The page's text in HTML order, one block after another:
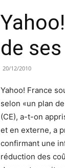
de
20/12/2010
Yahoo! France
selon «un plan
(CE), a-t-on
et en externe, a
confirmant une
réduction des